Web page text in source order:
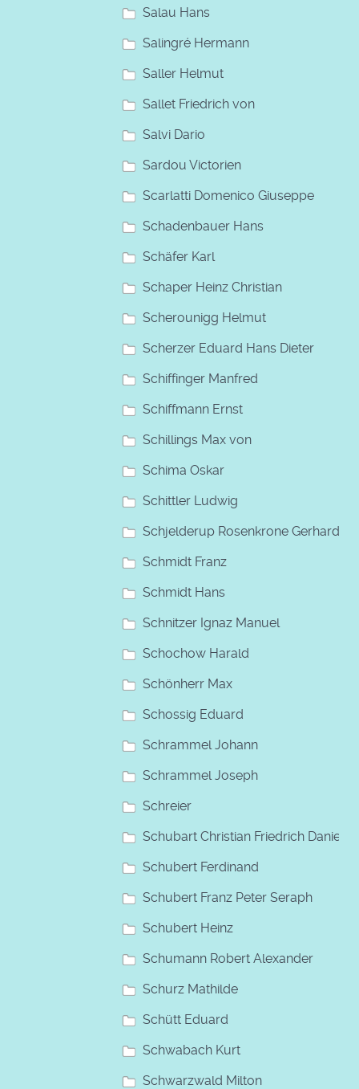
Salau Hans
Salingré Hermann
Saller Helmut
Sallet Friedrich von
Salvi Dario
Sardou Victorien
Scarlatti Domenico Giuseppe
Schadenbauer Hans
Schäfer Karl
Schaper Heinz Christian
Scherounigg Helmut
Scherzer Eduard Hans Dieter
Schiffinger Manfred
Schiffmann Ernst
Schillings Max von
Schima Oskar
Schittler Ludwig
Schjelderup Rosenkrone Gerhard
Schmidt Franz
Schmidt Hans
Schnitzer Ignaz Manuel
Schochow Harald
Schönherr Max
Schossig Eduard
Schrammel Johann
Schrammel Joseph
Schreier
Schubart Christian Friedrich Daniel
Schubert Ferdinand
Schubert Franz Peter Seraph
Schubert Heinz
Schumann Robert Alexander
Schurz Mathilde
Schütt Eduard
Schwabach Kurt
Schwarzwald Milton